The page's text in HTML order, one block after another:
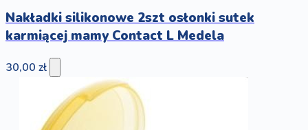
Nakładki silikonowe 2szt osłonki sutek
karmiącej mamy Contact L Medela
30,00 zł